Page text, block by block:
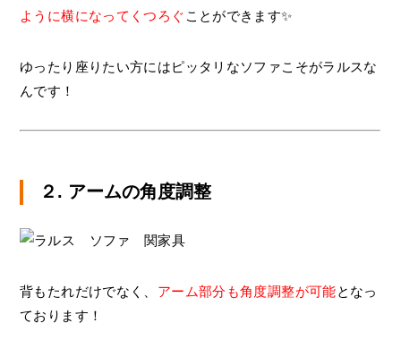
ように横になってくつろぐ ことができます✨
ゆったり座りたい方にはピッタリなソファこそがラルスな
んです！
２. アームの角度調整
背もたれだけでなく、 アーム部分も角度調整が可能となっ
ております！